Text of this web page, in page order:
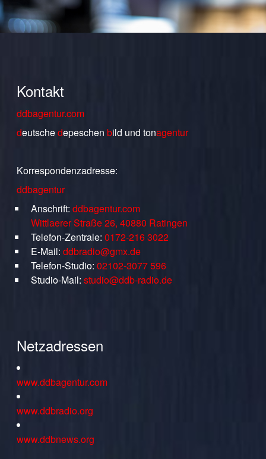
Kontakt
ddbagentur.com
deutschedepeschen bild undtonagentur
Korrespondenzadresse:
ddbagentur
Anschrift: ddbagentur.com
Wittlaerer Straße 26, 40880 Ratingen
Telefon-Zentrale: 0172-216 3022
E-Mail: ddbradio@gmx.de
Telefon-Studio: 02102-3077 596
Studio-Mail: studio@ddb-radio.de
Netzadressen
www.ddbagentur.com
www.ddbradio.org
www.ddbnews.org